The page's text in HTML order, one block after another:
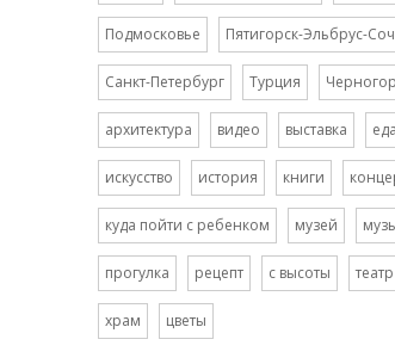
Подмосковье Пятигорск-Эльбрус-
Санкт-Петербург Турция
архитектура видео выставка
искусство история книги
куда пойти с ребенком музей
прогулка рецепт с высоты театр
храм цветы